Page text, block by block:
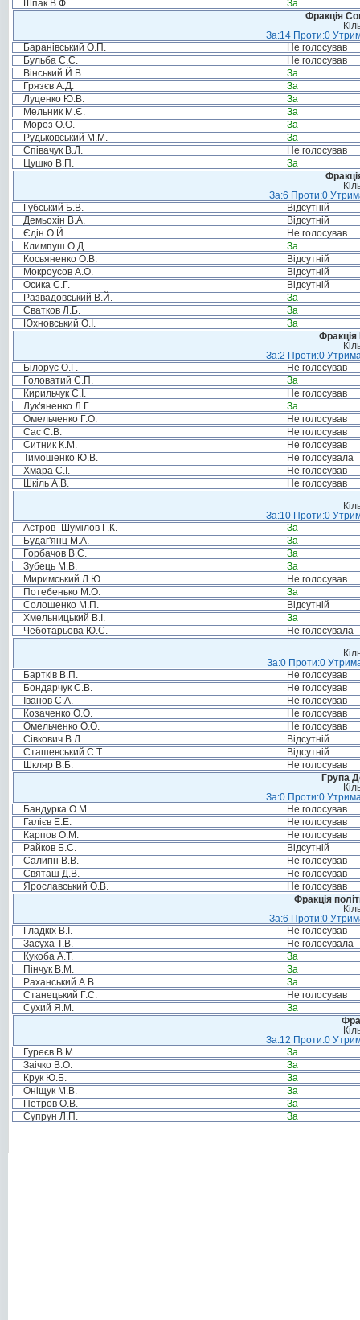
Шпак В.Ф.
За
Фракція
За:14 Проти:0
Баранівський О.П.
Не голосував
Бульба С.С.
Не голосував
Вінський Й.В.
За
Грязєв А.Д.
За
Луценко Ю.В.
За
Мельник М.Є.
За
Мороз О.О.
За
Рудьковський М.М.
За
Співачук В.Л.
Не голосував
Цушко В.П.
За
За:6 Проти:0
Губський Б.В.
Відсутній
Демьохін В.А.
Відсутній
Єдін О.Й.
Не голосував
Климпуш О.Д.
За
Косьяненко О.В.
Відсутній
Мокроусов А.О.
Відсутній
Осика С.Г.
Відсутній
Развадовський В.Й.
За
Сватков Л.Б.
За
Юхновський О.І.
За
За:2 Проти:0
Білорус О.Г.
Не голосував
Головатий С.П.
За
Кирильчук Є.І.
Не голосував
Лук'яненко Л.Г.
За
Омельченко Г.О.
Не голосував
Сас С.В.
Не голосував
Ситник К.М.
Не голосував
Тимошенко Ю.В.
Не голосувала
Хмара С.І.
Не голосував
Шкіль А.В.
Не голосував
За:10 Проти:0
Астров–Шумілов Г.К.
За
Будаг'янц М.А.
За
Горбачов В.С.
За
Зубець М.В.
За
Миримський Л.Ю.
Не голосував
Потебенько М.О.
За
Солошенко М.П.
Відсутній
Хмельницький В.І.
За
Чеботарьова Ю.С.
Не голосувала
За:0 Проти:0
Бартків В.П.
Не голосував
Бондарчук С.В.
Не голосував
Іванов С.А.
Не голосував
Козаченко О.О.
Не голосував
Омельченко О.О.
Не голосував
Сівкович В.Л.
Відсутній
Сташевський С.Т.
Відсутній
Шкляр В.Б.
Не голосував
Група
За:0 Проти:0
Бандурка О.М.
Не голосував
Галієв Е.Е.
Не голосував
Карпов О.М.
Не голосував
Райков Б.С.
Відсутній
Салигін В.В.
Не голосував
Святаш Д.В.
Не голосував
Ярославський О.В.
Не голосував
Фракція
За:6 Проти:0
Гладкіх В.І.
Не голосував
Засуха Т.В.
Не голосувала
Кукоба А.Т.
За
Пінчук В.М.
За
Раханський А.В.
За
Станецький Г.С.
Не голосував
Сухий Я.М.
За
За:12 Проти:0
Гуреєв В.М.
За
Заічко В.О.
За
Крук Ю.Б.
За
Оніщук М.В.
За
Петров О.В.
За
Супрун Л.П.
За